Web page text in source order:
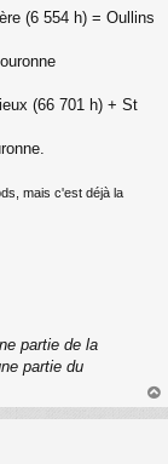
(6 554 h) = Oullins
(66 701 h) + St
mais c'est déjà la
partie de la
partie du
au